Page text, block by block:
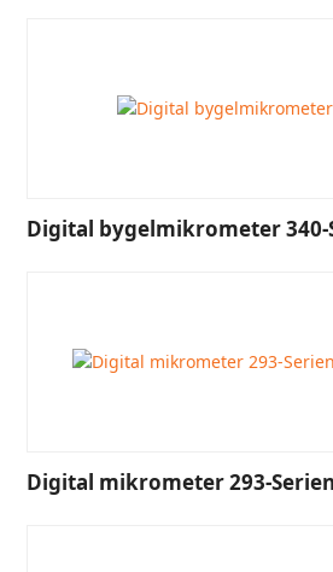
Digital bygelmikrometer 340-
Digital mikrometer 293-